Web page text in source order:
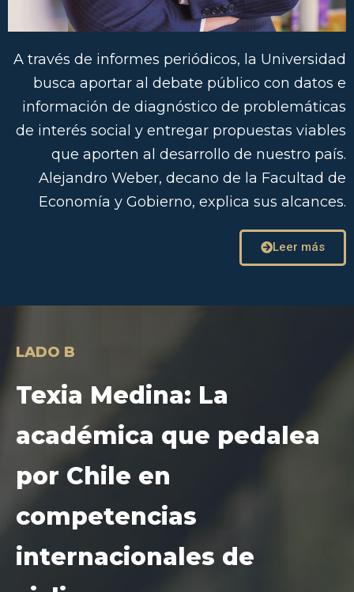
A través de informes periódicos, la Universidad
busca aportar al debate público con datos e
información de diagnóstico de problemáticas
de interés social y entregar propuestas viables
que aporten al desarrollo de nuestro país.
Alejandro Weber, decano de la Facultad de
Economía y Gobierno, explica sus alcances.
Leer más
LADO B
Texia Medina: La
académica que pedalea
por Chile en
competencias
internacionales de